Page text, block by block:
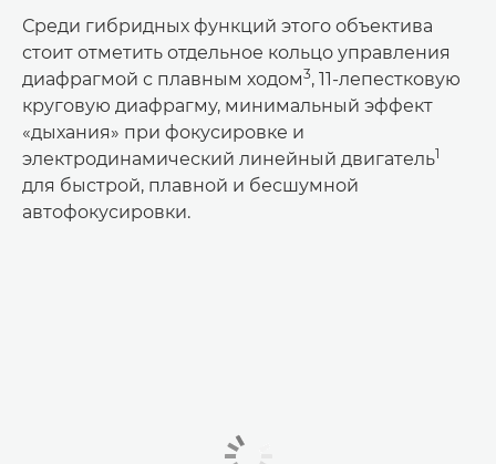
Среди гибридных функций этого объектива
стоит отметить отдельное кольцо управления
диафрагмой с плавным ходом3, 11-лепестковую
круговую диафрагму, минимальный эффект
«дыхания» при фокусировке и
электродинамический линейный двигатель1
для быстрой, плавной и бесшумной
автофокусировки.